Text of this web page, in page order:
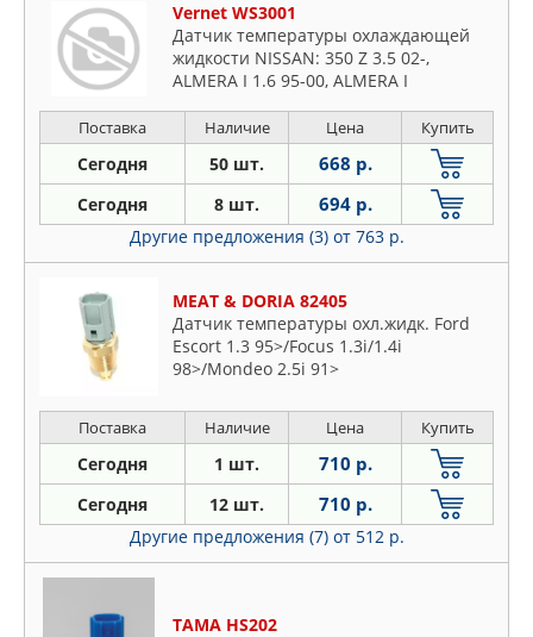
Vernet WS3001
Датчик температуры охлаждающей
жидкости NISSAN: 350 Z 3.5 02-,
ALMERA I 1.6 95-00, ALMERA I
HATCHBACK 1.5/1.8/2.2 DI 00-, ALMERA
TINO 1.8/2.2 DCI 00-, MAX
Поставка Наличие Цена Купить
Сегодня 50 шт. 668 р.
Сегодня 8 шт. 694 р.
Другие предложения (3) от 763 р.
MEAT & DORIA 82405
Датчик температуры охл.жидк. Ford
Escort 1.3 95>/Focus 1.3i/1.4i
98>/Mondeo 2.5i 91>
Поставка Наличие Цена Купить
Сегодня 1 шт. 710 р.
Сегодня 12 шт. 710 р.
Другие предложения (7) от 512 р.
TAMA HS202